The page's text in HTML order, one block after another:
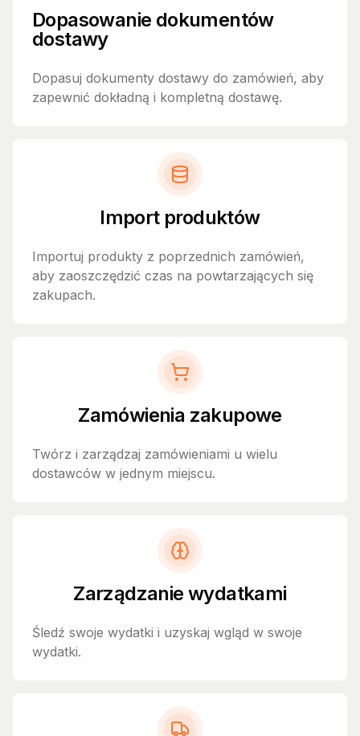
Dopasowanie dokumentów
dostawy
Dopasuj dokumenty dostawy do zamówień, aby
zapewnić dokładną i kompletną dostawę.
Import produktów
Importuj produkty z poprzednich zamówień,
aby zaoszczędzić czas na powtarzających się
zakupach.
Zamówienia zakupowe
Twórz i zarządzaj zamówieniami u wielu
dostawców w jednym miejscu.
Zarządzanie wydatkami
Śledź swoje wydatki i uzyskaj wgląd w swoje
wydatki.